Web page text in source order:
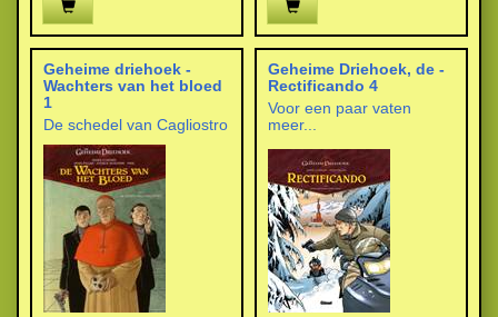
Geheime driehoek -
Wachters van het bloed
1
De schedel van Cagliostro
Geheime Driehoek, de -
Rectificando 4
Voor een paar vaten
meer...